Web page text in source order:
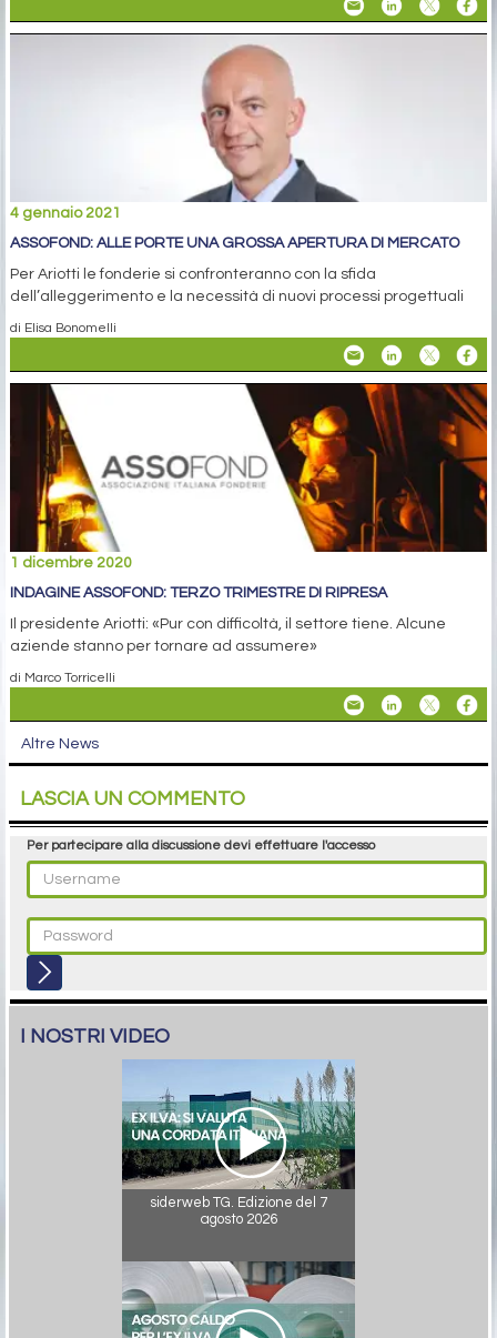
4 gennaio 2021
ASSOFOND: ALLE PORTE UNA GROSSA APERTURA DI MERCATO
Per Ariotti le fonderie si confronteranno con la sfida
dell’alleggerimento e la necessità di nuovi processi progettuali
di Elisa Bonomelli
1 dicembre 2020
INDAGINE ASSOFOND: TERZO TRIMESTRE DI RIPRESA
Il presidente Ariotti: «Pur con difficoltà, il settore tiene. Alcune
aziende stanno per tornare ad assumere»
di Marco Torricelli
Altre News
LASCIA UN COMMENTO
Per partecipare alla discussione devi effettuare l'accesso
I NOSTRI VIDEO
siderweb TG. Edizione del 7
agosto 2026